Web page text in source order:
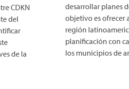
CDKN
del
de la
desarrollar planes
objetivo es ofrecer
región
planificación con
los municipios de